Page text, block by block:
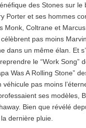
des Stones sur le
Porter et ses hommes
Monk, Coltrane et
célèbrent pas moins
dans un même élan. Et
le “Work Song”
Was A Rolling Stone”
véhicule pas moins
ses modèles,
Bien que révélé
dernière pluie.